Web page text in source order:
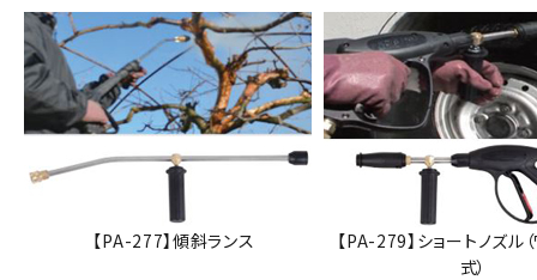
【PA-277】傾斜ランス
【PA-279】ショートノズル
式）